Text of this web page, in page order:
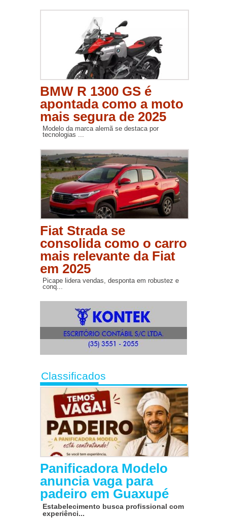
BMW R 1300 GS é
apontada como a moto
mais segura de 2025
Modelo da marca alemã se destaca por
tecnologias ...
Fiat Strada se
consolida como o carro
mais relevante da Fiat
em 2025
Picape lidera vendas, desponta em robustez e
conq...
Classificados
Panificadora Modelo
anuncia vaga para
padeiro em Guaxupé
Estabelecimento busca profissional com
experiênci...